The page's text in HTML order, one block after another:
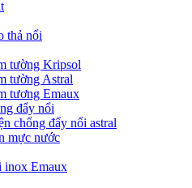
thả nổi
tường Kripsol
tường Astral
tương Emaux
đẩy nổi
chống đẩy nổi astral
mực nước
inox Emaux